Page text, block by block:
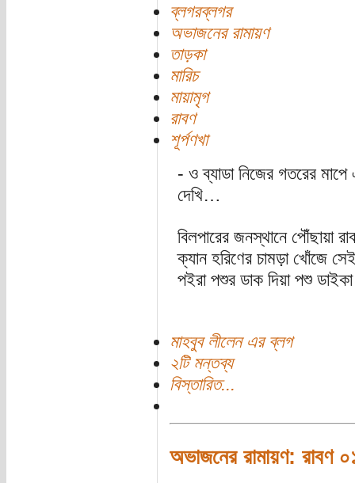
ব্লগরব্লগর
অভাজনের রামায়ণ
তাড়কা
মারিচ
মায়ামৃগ
রাবণ
শূর্পণখা
- ও ব্যাডা নিজের গতরের
দেখি…
বিলপারের জনস্থানে পৌঁছায়া
ক্যান হরিণের চামড়া খোঁজে
পইরা পশুর ডাক দিয়া পশু
মাহবুব লীলেন এর ব্লগ
২টি মন্তব্য
বিস্তারিত...
অভাজনের রামায়ণ: রাবণ